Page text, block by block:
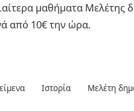
μαθήματα Μελέτης
από 10€ την ώρα.
Ιστορία Μελέτη